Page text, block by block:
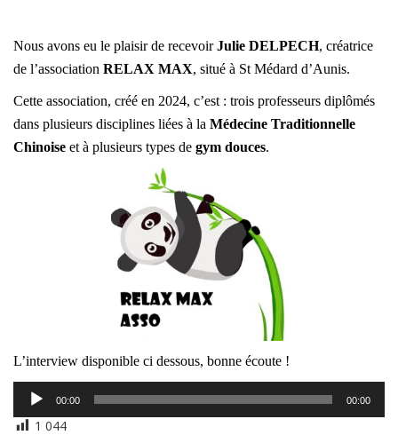
Nous avons eu le plaisir de recevoirJulie DELPECH, créatrice
de l’association RELAX MAX, situé à St Médard d’Aunis.
Cette association, créé en 2024, c’est : trois professeurs diplômés
dans plusieurs disciplines liées à la Médecine Traditionnelle
Chinoise et à plusieurs types de gym douces.
L’interview disponible ci dessous, bonne écoute !
Lecteur
audio
00:00 00:00
1 044